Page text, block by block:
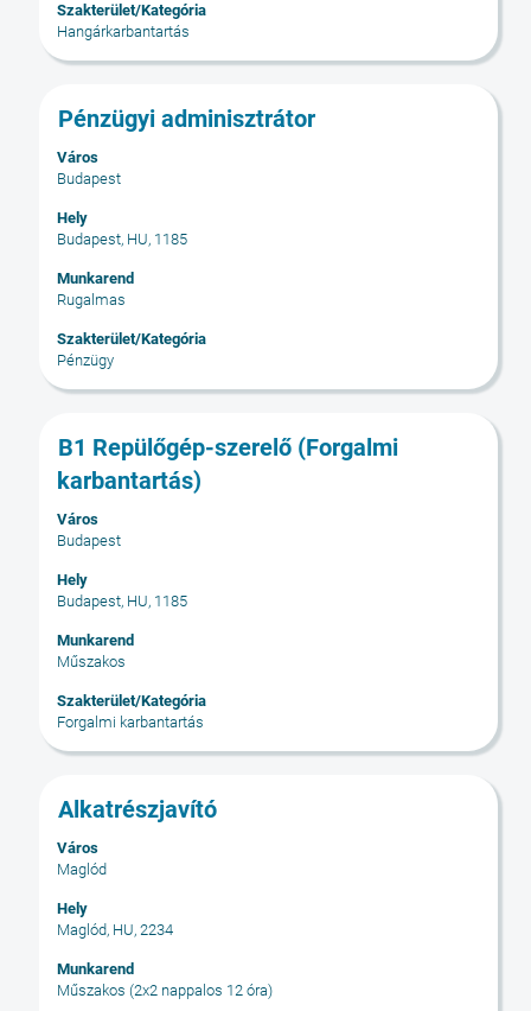
Szakterület/Kategória
Hangárkarbantartás
megtekintéséhez.
Cím
Pénzügyi adminisztrátor
Város
Budapest
Hely
Budapest, HU, 1185
Munkarend
Rugalmas
Szakterület/Kategória
Pénzügy
Jelölje
a
szóköz
billentyűvel
az
állásinformáció
teljes
megtekintéséhez.
Cím
B1 Repülőgép-szerelő (Forgalmi
karbantartás)
Város
Budapest
Hely
Budapest, HU, 1185
Munkarend
Műszakos
Szakterület/Kategória
Forgalmi karbantartás
Jelölje
ki
a
szóköz
billentyűvel
az
állásinformáció
tartalmának
Cím
Alkatrészjavító
Város
Maglód
Hely
Maglód, HU, 2234
Munkarend
Műszakos (2x2 nappalos 12 óra)
Jelölje
a
szóköz
billentyűvel
az
állásinformáció
teljes